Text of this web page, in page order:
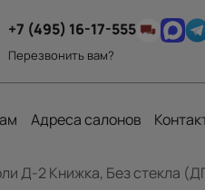
+7 (495) 16-17-555
Перезвонить вам?
Адреса салонов
Д-2 Книжка, Без стекла